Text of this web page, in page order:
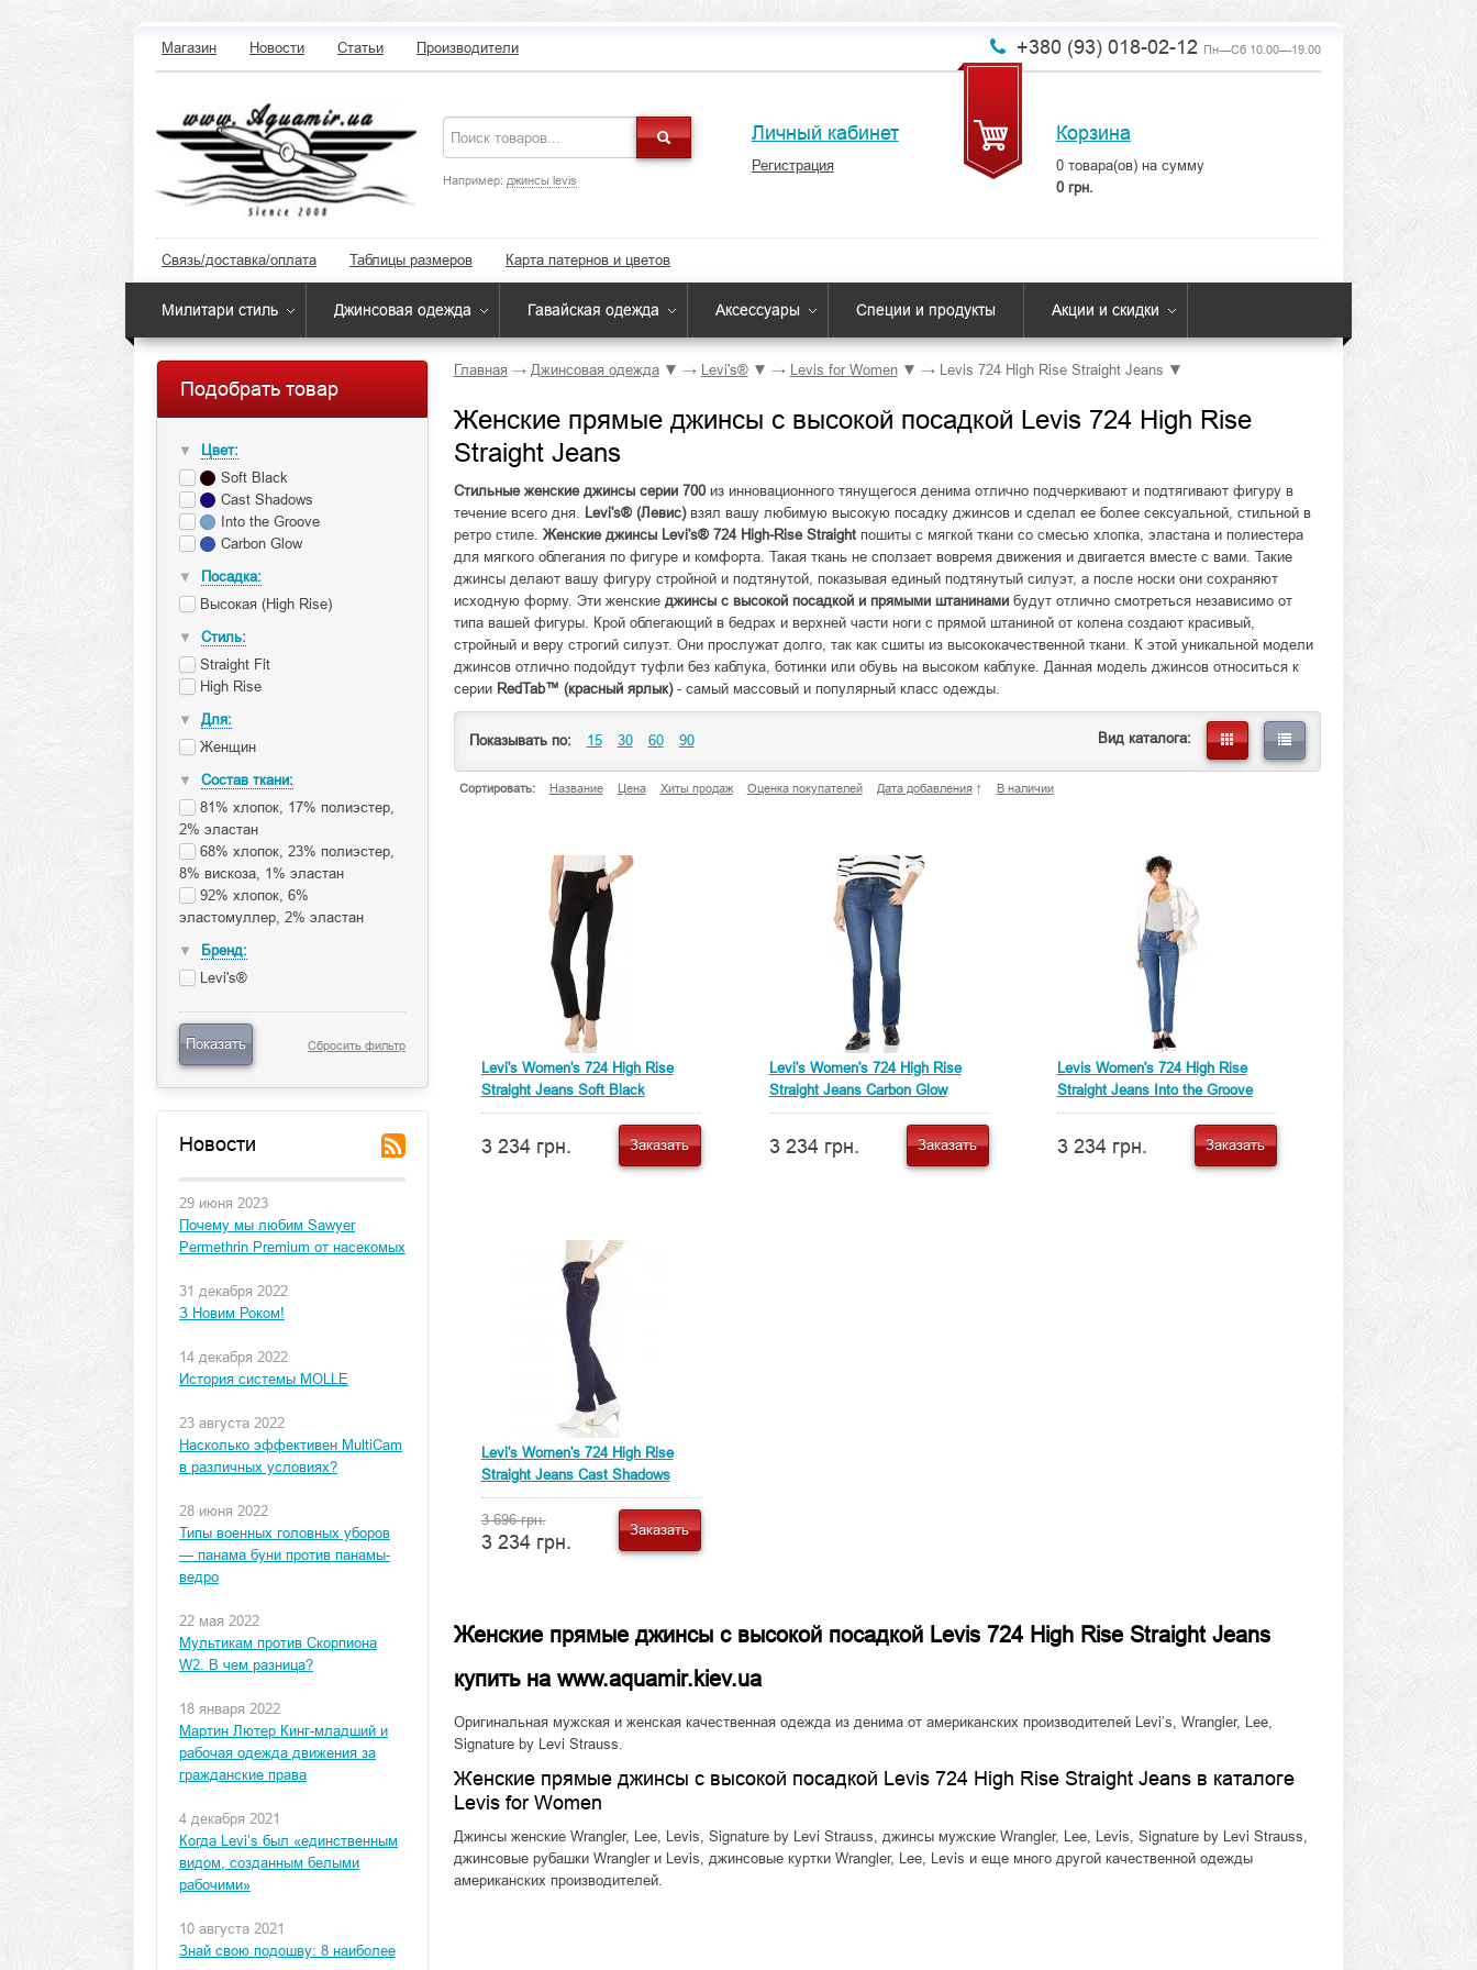
Магазин Новости Статьи Производители +380 (93) 018-02-12 Пн—Сб 10.00—19.00
Например: джинсы levis
Личный кабинет
Регистрация
Корзина
0товара(ов) на сумму
0 грн.
Связь/доставка/оплата Таблицы размеров Карта патернов и цветов
Милитари стиль Джинсовая одежда Гавайская одежда Аксессуары Специи и продукты Акции и скидки
Подобрать товар
▼
Цвет:
Soft Black
Cast Shadows
Into the Groove
Carbon Glow
▼
Посадка:
Высокая (High Rise)
▼
Стиль:
Straight Fit
High Rise
▼
Для:
Женщин
▼
Состав ткани:
81% хлопок, 17% полиэстер,
2% эластан
68% хлопок, 23% полиэстер,
8% вискоза, 1% эластан
92% хлопок, 6%
эластомуллер, 2% эластан
▼
Бренд:
Levi's®
Показать Сбросить фильтр
Новости
29 июня 2023
Почему мы любим Sawyer
Permethrin Premium от насекомых
31 декабря 2022
З Новим Роком!
14 декабря 2022
История системы MOLLE
23 августа 2022
Насколько эффективен MultiCam
в различных условиях?
28 июня 2022
Типы военных головных уборов
— панама буни против панамы-
ведро
22 мая 2022
Мультикам против Скорпиона
W2. В чем разница?
18 января 2022
Мартин Лютер Кинг-младший и
рабочая одежда движения за
гражданские права
4 декабря 2021
Когда Levi’s был «единственным
видом, созданным белыми
рабочими»
10 августа 2021
Знай свою подошву: 8 наиболее
Главная → Джинсовая одежда ▼ → Levi's® ▼ → Levis for Women ▼ → Levis 724 High Rise Straight Jeans ▼
Женские прямые джинсы с высокой посадкой Levis 724 High Rise
Straight Jeans
Стильные женские джинсы серии 700из инновационного тянущегося денима отлично подчеркивают и подтягивают фигуру в
течение всего дня. Levi's® (Левис)взял вашу любимую высокую посадку джинсов и сделал ее более сексуальной, стильной в
ретро стиле. Женские джинсы Levi's® 724 High-Rise Straightпошиты с мягкой ткани со смесью хлопка, эластана и полиестера
для мягкого облегания по фигуре и комфорта. Такая ткань не сползает вовремя движения и двигается вместе с вами. Такие
джинсы делают вашу фигуру стройной и подтянутой, показывая единый подтянутый силуэт, а после носки они сохраняют
исходную форму. Эти женские джинсы с высокой посадкой и прямыми штанинамибудут отлично смотреться независимо от
типа вашей фигуры. Крой облегающий в бедрах и верхней части ноги с прямой штаниной от колена создают красивый,
стройный и веру строгий силуэт. Они прослужат долго, так как сшиты из высококачественной ткани. К этой уникальной модели
джинсов отлично подойдут туфли без каблука, ботинки или обувь на высоком каблуке. Данная модель джинсов относиться к
серии RedTab™ (красный ярлык)- самый массовый и популярный класс одежды.
Показывать по: 15 30 60 90 Вид каталога:
Сортировать: Название Цена Хиты продаж Оценка покупателей Дата добавления↑ В наличии
Levi's Women's 724 High Rise
Straight Jeans Soft Black
3 234 грн. Заказать
Levi's Women's 724 High Rise
Straight Jeans Carbon Glow
3 234 грн. Заказать
Levis Women's 724 High Rise
Straight Jeans Into the Groove
3 234 грн. Заказать
Levi's Women's 724 High Rise
Straight Jeans Cast Shadows
3 696 грн.
3 234 грн.
Заказать
Женские прямые джинсы с высокой посадкой Levis 724 High Rise Straight Jeans
купить на www.aquamir.kiev.ua
Оригинальная мужская и женская качественная одежда из денима от американских производителей Levi’s, Wrangler, Lee,
Signature by Levi Strauss.
Женские прямые джинсы с высокой посадкой Levis 724 High Rise Straight Jeans в каталоге
Levis for Women
Джинсы женские Wrangler, Lee, Levis, Signature by Levi Strauss, джинсы мужские Wrangler, Lee, Levis, Signature by Levi Strauss,
джинсовые рубашки Wrangler и Levis, джинсовые куртки Wrangler, Lee, Levis и еще много другой качественной одежды
американских производителей.